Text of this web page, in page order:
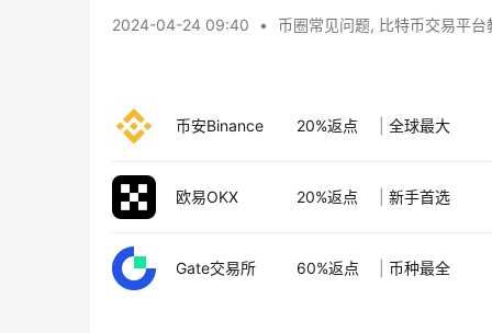
2024-04-24 09:40 • 币圈常见问题, 比特币交易平台
币安Binance 20%返点 全球最大
欧易OKX 20%返点 新手首选
Gate交易所 60%返点 币种最全